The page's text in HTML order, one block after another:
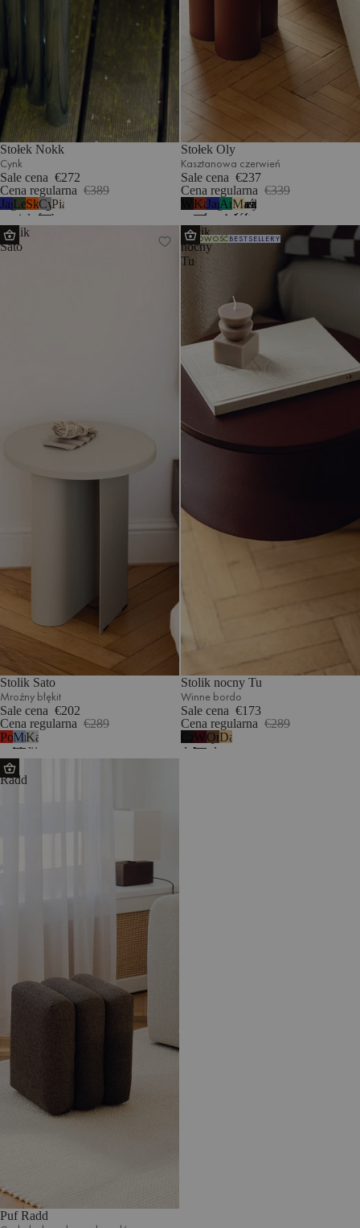
Stołek Nokk
Cynk
Sale cena €272
Cena regularna €389
Jagodowy
mus
Leśna
zieleń
Skórka
pomarańczy
CynkPiaskowy
beż
Stołek Oly
Kasztanowa czerwień
Sale cena €237
Cena regularna €339
Wulkaniczna
czerń
Kasztanowa
czerwień
Jagodowy
mus
Arbuzowa
zieleń
Maślany
żółty
1
Stolik
Sato
Stolik Sato
Mroźny błękit
Sale cena €202
Cena regularna €289
Pomidorowa
czerwień
Mroźny
błękit
Kamienna
szarość
Stolik
nocny
Tu
NOWOŚĆBESTSELLERY
Stolik nocny Tu
Winne bordo
Sale cena €173
Cena regularna €289
Czarny
dąb
Winne
bordo
Orzech
Dąb
Puf
Radd
Puf Radd